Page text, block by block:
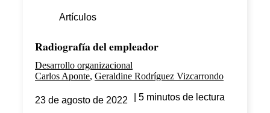
Artículos
Radiografía del empleador
Desarrollo organizacional
Carlos Aponte Geraldine Rodríguez Vizcarrondo
23 de agosto de 2022 5 minutos de lectura